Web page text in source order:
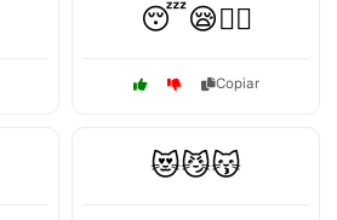
😴😪😮‍💨
Copiar
😻😼😽